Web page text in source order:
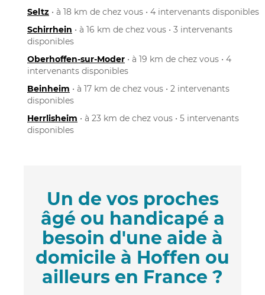
Seltz • à 18 km de chez vous • 4 intervenants disponibles
Schirrhein • à 16 km de chez vous • 3 intervenants
disponibles
Oberhoffen-sur-Moder • à 19 km de chez vous • 4
intervenants disponibles
Beinheim • à 17 km de chez vous • 2 intervenants
disponibles
Herrlisheim • à 23 km de chez vous • 5 intervenants
disponibles
Un de vos proches
âgé ou handicapé a
besoin d'une aide à
domicile à Hoffen ou
ailleurs en France ?